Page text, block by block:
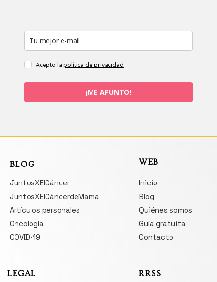
Acepto la política de privacidad.
¡ME APUNTO!
BLOG
JuntosXElCáncer
JuntosXElCáncerdeMama
Artículos personales
Oncología
COVID-19
WEB
Inicio
Blog
Quiénes somos
Guía gratuita
Contacto
LEGAL RRSS